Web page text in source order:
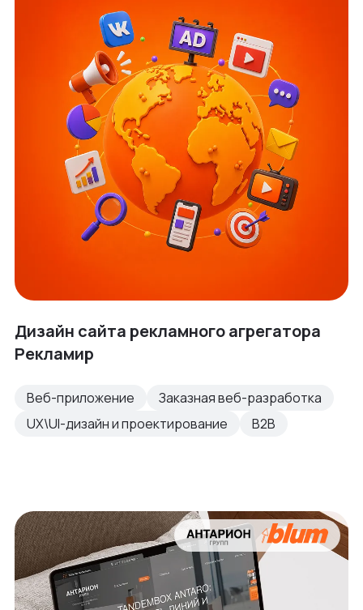
Дизайн сайта рекламного агрегатора
Рекламир
Веб-приложение
Заказная веб-разработка
UX\UI-дизайн и проектирование
B2B